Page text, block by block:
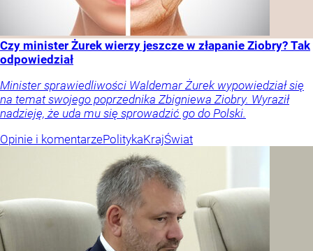
Czy minister Żurek wierzy jeszcze w złapanie Ziobry? Tak
odpowiedział
Minister sprawiedliwości Waldemar Żurek wypowiedział się
na temat swojego poprzednika Zbigniewa Ziobry. Wyraził
nadzieję, że uda mu się sprowadzić go do Polski.
Opinie i komentarzePolitykaKrajŚwiat